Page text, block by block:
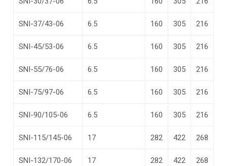
SNI-37/43-06 6.5 160 305 216
SNI-45/53-06 6.5 160 305 216
SNI-55/76-06 6.5 160 305 216
SNI-75/97-06 6.5 160 305 216
SNI-90/105-06 6.5 160 305 216
SNI-115/145-06 17 282 422 268
SNI-132/170-06 17 282 422 268